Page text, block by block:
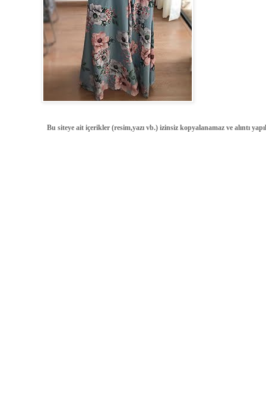
Bu siteye ait içerikler (resim,yazı vb.) izinsiz kopyalanamaz ve alıntı